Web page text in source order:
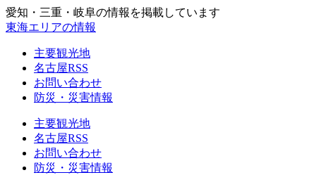
愛知・三重・岐阜の情報を掲載しています
東海エリアの情報
主要観光地
名古屋RSS
お問い合わせ
防災・災害情報
主要観光地
名古屋RSS
お問い合わせ
防災・災害情報